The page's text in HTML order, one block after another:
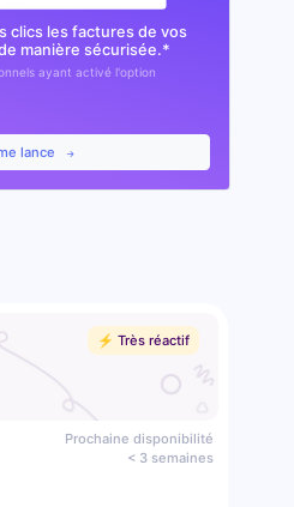
clics les factures de vos
manière sécurisée.*
ayant activé l'option
lance
⚡️ Très réactif
Prochaine disponibilité
< 3 semaines